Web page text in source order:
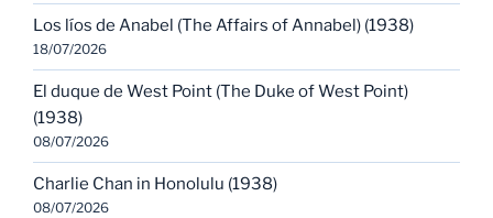
Los líos de Anabel (The Affairs of Annabel) (1938)
18/07/2026
El duque de West Point (The Duke of West Point)
(1938)
08/07/2026
Charlie Chan in Honolulu (1938)
08/07/2026